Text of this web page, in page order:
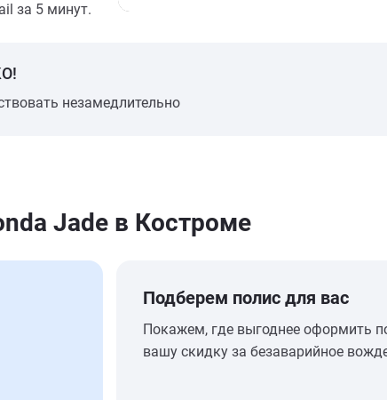
за 5 минут.
незамедлительно
Jade в Костроме
Подберем полис для вас
Покажем, где выгоднее оформить
вашу скидку за безаварийное